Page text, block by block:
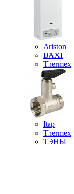
Ariston
BAXI
Thermex
Itap
Thermex
ТЭНЫ